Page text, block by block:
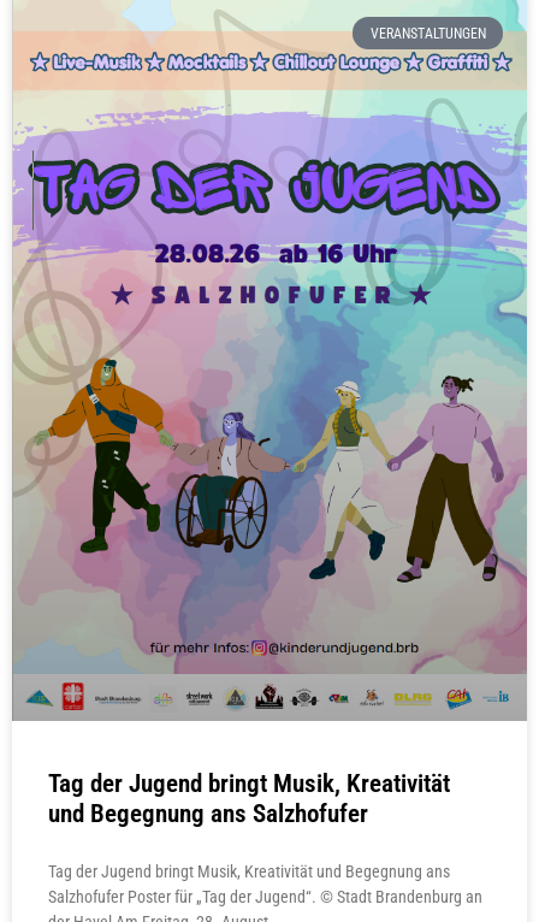
VERANSTALTUNGEN
Tag der Jugend bringt Musik, Kreativität
und Begegnung ans Salzhofufer
Tag der Jugend bringt Musik, Kreativität und Begegnung ans
Salzhofufer Poster für „Tag der Jugend“. © Stadt Brandenburg an